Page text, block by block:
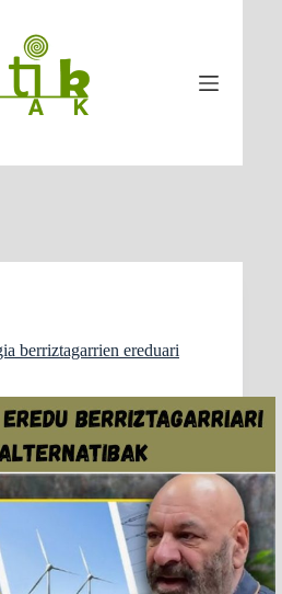
berriztagarrien ereduari